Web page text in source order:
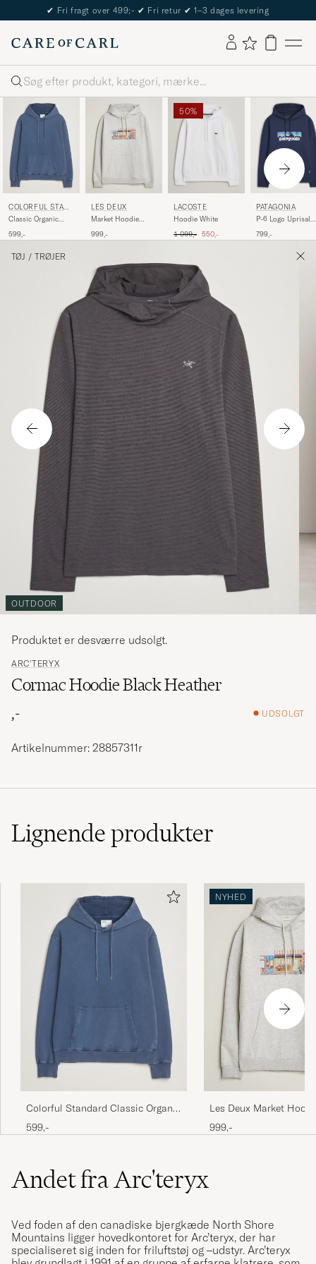
✔ Fri fragt over 499;- ✔ Fri retur ✔ 1–3 dages levering
Søg
COLORFUL STAN
DARD
Classic Organic
599,-
LES DEUX
Market Hoodie
999,-
50%
LACOSTE
Hoodie White
Ordinary pris
1 099,- Nedsat pris
550,-
PATAGONIA
P-6 Logo Uprisal
799,-
TØJ / TRØJER
OUTDOOR
ARC'TERYX
Cormac Hoodie Black Heather
,-
UDSOLGT
Produktet er desværre udsolgt.
Artikelnummer: 28857311r
Lignendeprodukter
Colorful Standard Classic Organic
Hood Neptune Blue
599,-
NYHED
Les Deux Market
Melange
999,-
Andet fra Arc'teryx
Ved foden af den canadiske bjergkæde North Shore
Mountains ligger hovedkontoret for Arc’teryx, der har
specialiseret sig inden for friluftstøj og –udstyr. Arc’teryx